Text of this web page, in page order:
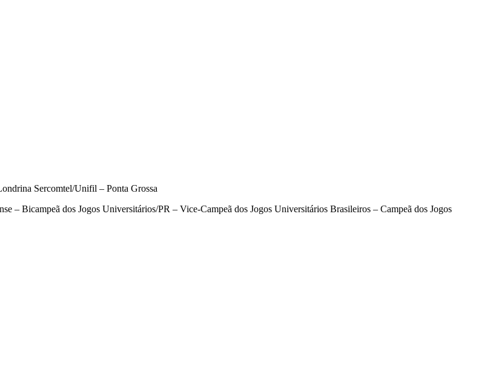
Sercomtel/Unifil – Ponta Grossa
– Bicampeã dos Jogos Universitários/PR – Vice-Campeã dos Jogos Universitários Brasileiros – Campeã dos Jogos